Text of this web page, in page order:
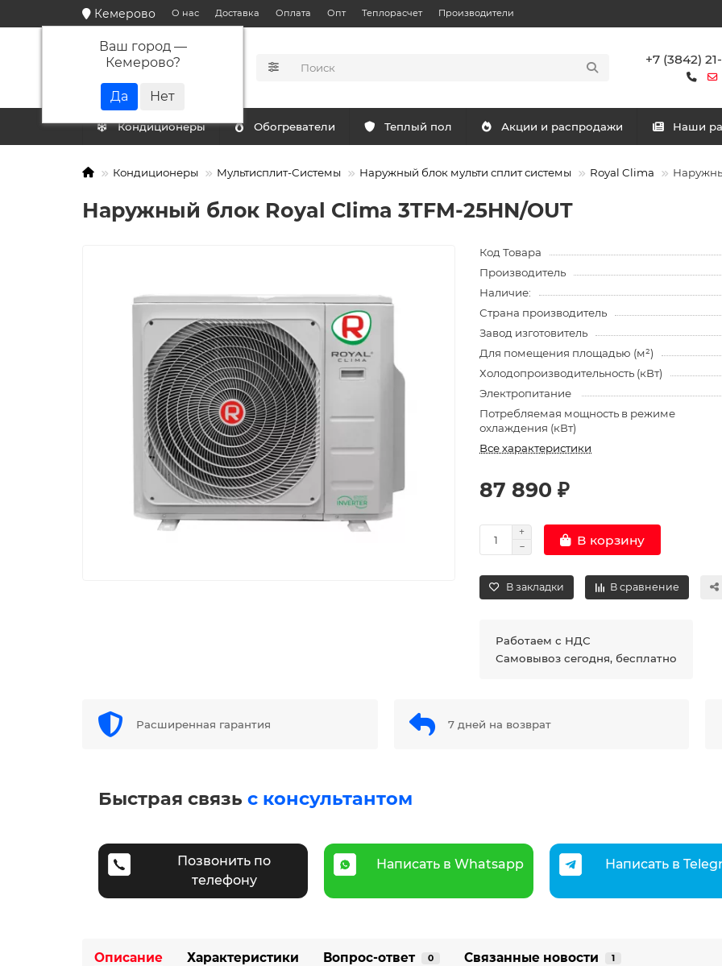
Кемерово
Ваш город —
Кемерово?
О нас Доставка Оплата Опт Теплорасчет Производители
КАТАЛОГ
+7 (3842)
Кондиционеры Обогреватели Теплый пол Акции и распродажи Наши
Кондиционеры Мультисплит-Системы Наружный блок мульти сплит системы Royal Clima
Наружный блок Royal Clima 3TFM-25HN/OUT
Код Товара
Производитель
Наличие:
Страна производитель
Завод изготовитель
Для помещения площадью (м²)
Холодопроизводительность (кВт)
Электропитание
Потребляемая мощность в режиме
охлаждения (кВт)
Все характеристики
87 890 ₽
В корзину
В закладки В сравнение
Работаем с НДС
Самовывоз сегодня, бесплатно
Расширенная гарантия 7 дней на возврат
Быстрая связь с консультантом
Позвонить по
телефону
Написать в Whatsapp Написать в
Описание Характеристики Вопрос-ответ 0 Связанные новости 1